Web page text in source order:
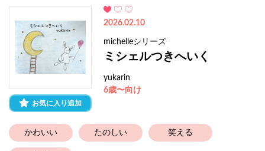
お気に入り追加
2026.02.10
michelleシリーズ
ミシェルつきへいく
yukarin
6歳〜向け
かわいい たのしい 笑える